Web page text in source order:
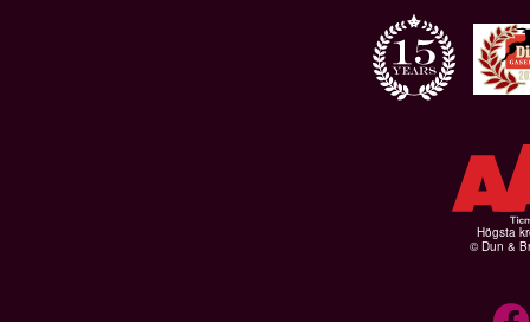
Högsta
© Dun &